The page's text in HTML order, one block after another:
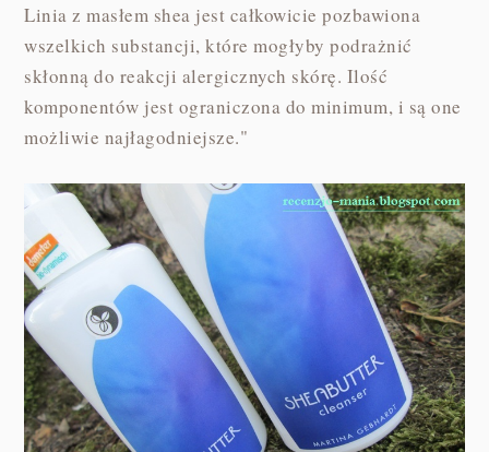
Linia z masłem shea jest całkowicie pozbawiona
wszelkich substancji, które mogłyby podrażnić
skłonną do reakcji alergicznych skórę. Ilość
komponentów jest ograniczona do minimum, i są one
możliwie najłagodniejsze."